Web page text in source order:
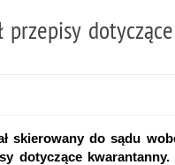
przepisy
skierowany do sądu
dotyczące